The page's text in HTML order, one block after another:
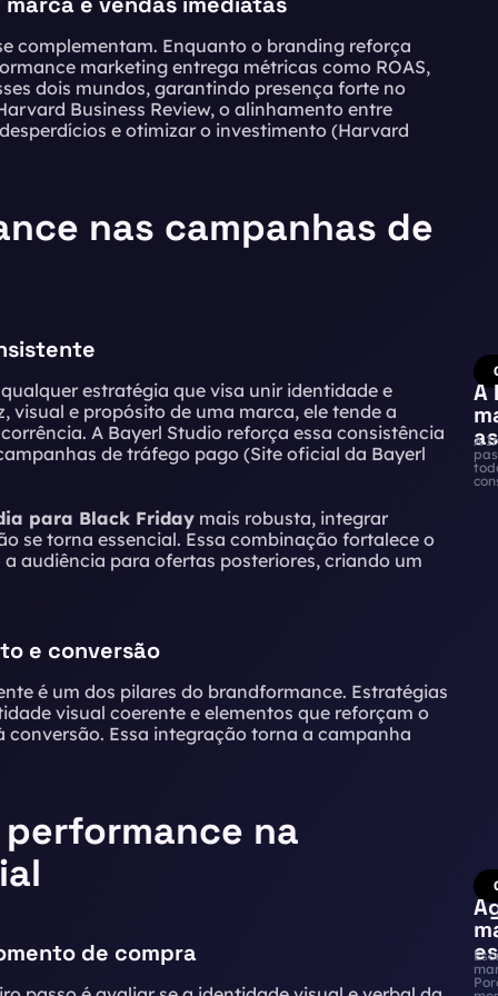
complementam. Enquanto o branding reforça
marketing entrega métricas como ROAS,
dois mundos, garantindo presença forte no
Business Review, o alinhamento entre
e otimizar o investimento (Harvard
nas campanhas de
estratégia que visa unir identidade e
e propósito de uma marca, ele tende a
A Bayerl Studio reforça essa consistência
de tráfego pago (Site oficial da Bayerl
para Black Friday mais robusta, integrar
se torna essencial. Essa combinação fortalece o
audiência para ofertas posteriores, criando um
e conversão
é um dos pilares do brandformance. Estratégias
visual coerente e elementos que reforçam o
Essa integração torna a campanha
na
de compra
A
A